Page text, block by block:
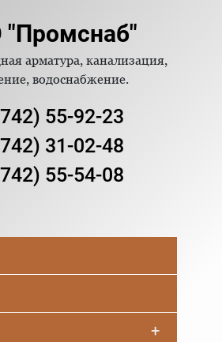
арматура, канализация,
водоснабжение.
55-92-23
31-02-48
55-54-08
+